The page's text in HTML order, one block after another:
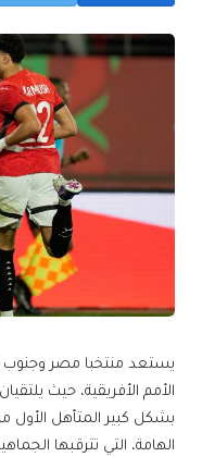
يستعد منتخبا مصر وجنوب
الأمم الأفريقية، حيث
بشكل كبير المتأهل الأول
الهامة، التي تترقبها